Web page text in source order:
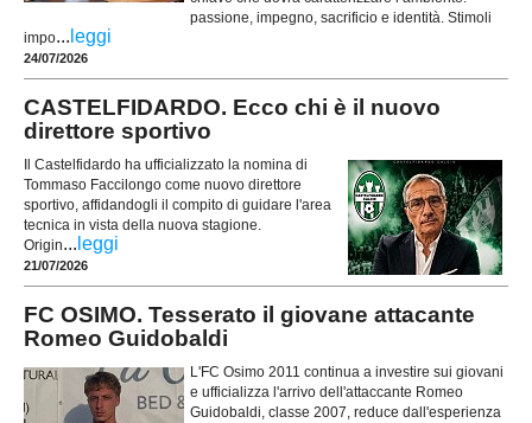
passione, impegno, sacrificio e identità. Stimoli
impo... leggi
24/07/2026
CASTELFIDARDO. Ecco chi è il nuovo
direttore sportivo
Il Castelfidardo ha ufficializzato la nomina di
Tommaso Faccilongo come nuovo direttore
sportivo, affidandogli il compito di guidare l'area
tecnica in vista della nuova stagione.
Origin... leggi
21/07/2026
FC OSIMO. Tesserato il giovane attacante
Romeo Guidobaldi
L'FC Osimo 2011 continua a investire sui giovani
e ufficializza l'arrivo dell'attaccante Romeo
Guidobaldi, classe 2007, reduce dall'esperienza